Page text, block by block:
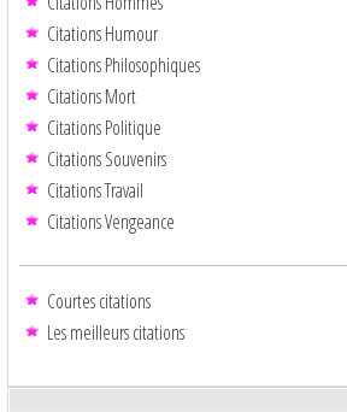
Citations Humour
Citations Philosophiques
Citations Mort
Citations Politique
Citations Souvenirs
Citations Travail
Citations Vengeance
Courtes citations
Les meilleurs citations